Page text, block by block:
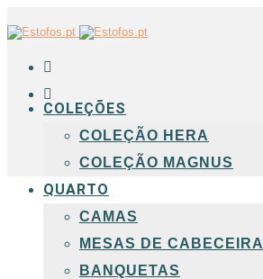
COLEÇÕES
COLEÇÃO HERA
COLEÇÃO MAGNUS
QUARTO
CAMAS
MESAS DE CABECEIRA
BANQUETAS